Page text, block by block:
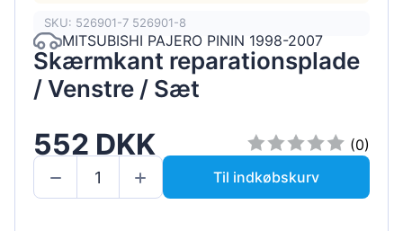
SKU: 526901-7 526901-8
MITSUBISHI PAJERO PININ 1998-2007
Skærmkant reparationsplade
/ Venstre / Sæt
552 DKK
(0)
Til indkøbskurv